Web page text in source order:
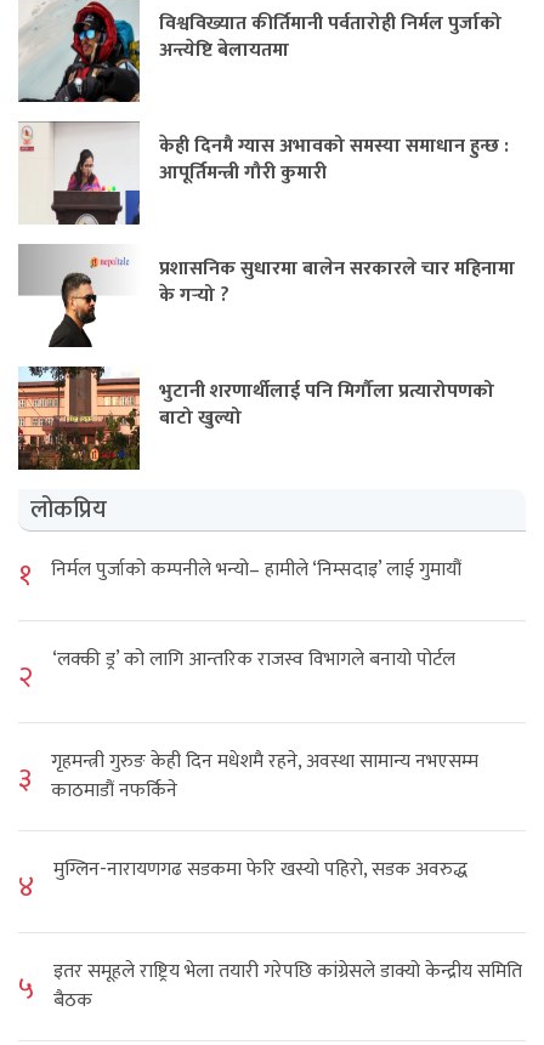
विश्वविख्यात कीर्तिमानी पर्वतारोही निर्मल पुर्जाको
अन्त्येष्टि बेलायतमा
केही दिनमै ग्यास अभावको समस्या समाधान हुन्छ :
आपूर्तिमन्त्री गौरी कुमारी
प्रशासनिक सुधारमा बालेन सरकारले चार महिनामा
के गर्‍यो ?
भुटानी शरणार्थीलाई पनि मिर्गौला प्रत्यारोपणको
बाटो खुल्यो
लोकप्रिय
१ निर्मल पुर्जाको कम्पनीले भन्यो– हामीले ‘निम्सदाइ’ लाई गुमायौं
२ ‘लक्की ड्र’ को लागि आन्तरिक राजस्व विभागले बनायो पोर्टल
३
गृहमन्त्री गुरुङ केही दिन मधेशमै रहने, अवस्था सामान्य नभएसम्म
काठमाडौं नफर्किने
४ मुग्लिन-नारायणगढ सडकमा फेरि खस्यो पहिरो, सडक अवरुद्ध
५
इतर समूहले राष्ट्रिय भेला तयारी गरेपछि कांग्रेसले डाक्यो केन्द्रीय समिति
बैठक